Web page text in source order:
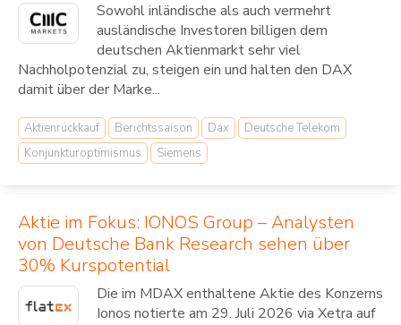
Sowohl inländische als auch vermehrt
ausländische Investoren billigen dem
deutschen Aktienmarkt sehr viel
Nachholpotenzial zu, steigen ein und halten den DAX
damit über der Marke...
Aktienrückkauf Berichtssaison Dax
Deutsche Telekom
Konjunkturoptimismus
Siemens
Aktie im Fokus: IONOS Group – Analysten
von Deutsche Bank Research sehen über
30% Kurspotential
Die im MDAX enthaltene Aktie des Konzerns
Ionos notierte am 29. Juli 2026 via Xetra auf